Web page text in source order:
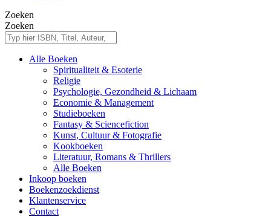
Zoeken
Zoeken
Alle Boeken
Spiritualiteit & Esoterie
Religie
Psychologie, Gezondheid & Lichaam
Economie & Management
Studieboeken
Fantasy & Sciencefiction
Kunst, Cultuur & Fotografie
Kookboeken
Literatuur, Romans & Thrillers
Alle Boeken
Inkoop boeken
Boekenzoekdienst
Klantenservice
Contact